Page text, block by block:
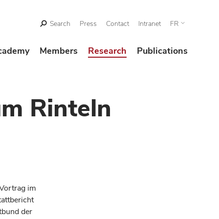
Search Press Contact Intranet FR
Members Research Publications
Rinteln
im
der